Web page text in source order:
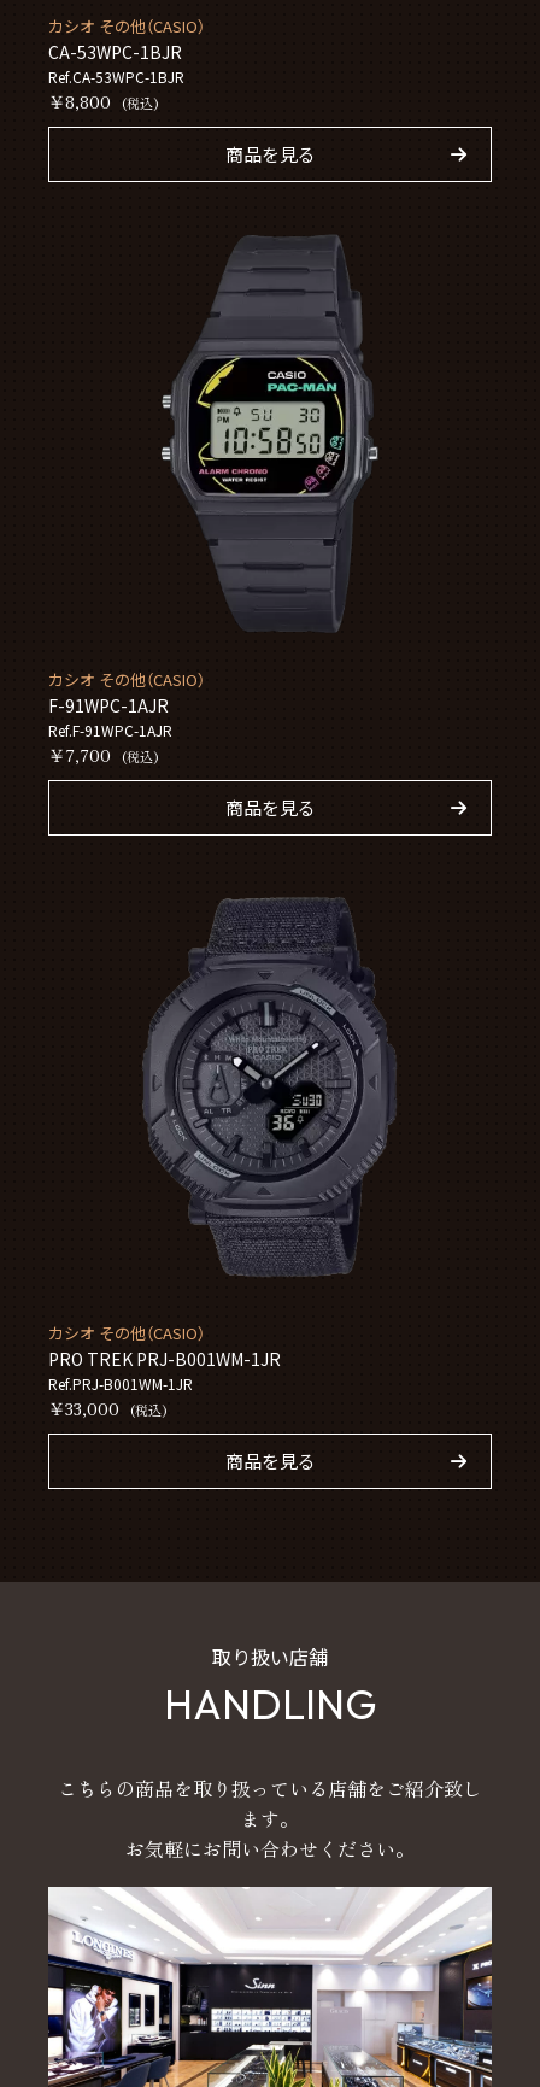
カシオ その他（CASIO）
CA-53WPC-1BJR
Ref.CA-53WPC-1BJR
￥8,800 (税込)
商品を見る
カシオ その他（CASIO）
F-91WPC-1AJR
Ref.F-91WPC-1AJR
￥7,700 (税込)
商品を見る
カシオ その他（CASIO）
PRO TREK PRJ-B001WM-1JR
Ref.PRJ-B001WM-1JR
￥33,000 (税込)
商品を見る
取り扱い店舗
HANDLING
こちらの商品を取り扱っている店舗をご紹介致し
ます。
お気軽にお問い合わせください。